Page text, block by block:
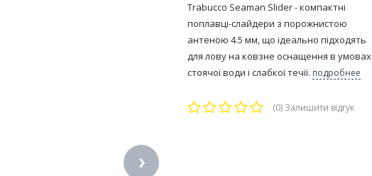
›
​Trabucco Seaman Slider - компактні
поплавці-слайдери з порожнистою
антеною 4.5 мм, що ідеально підходять
для лову на ковзне оснащення в умовах
стоячої води і слабкої течії. подробнее
(0) Залишити відгук